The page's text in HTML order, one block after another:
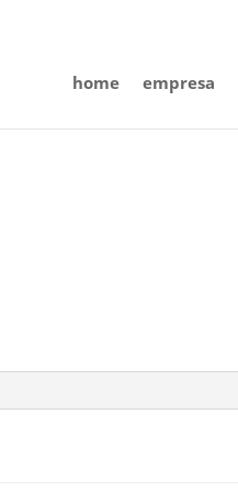
home empresa